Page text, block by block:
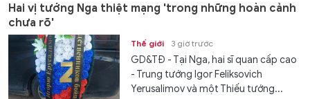
Hai vị tướng Nga thiệt mạng 'trong những hoàn cảnh
chưa rõ'
Thế giới 3 giờ trước
GD&TĐ - Tại Nga, hai sĩ quan cấp cao
- Trung tướng Igor Feliksovich
Yerusalimov và một Thiếu tướng...